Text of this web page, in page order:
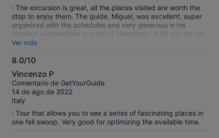
: The excursion is great, all the places visited are worth the
stop to enjoy them. The guide, Miguel, was excellent, super
organized with the schedules and very generous in his
detailed explanations and full of anecdotes. A 10 also for the
bus driver. I would repeat with them visiting any other place.
Ver más
8.0/10
8.0
sobre
10
Vincenzo P
Comentario de GetYourGuide
14 de ago de 2022
Italy
: Tour that allows you to see a series of fascinating places in
one fell swoop. Very good for optimizing the available time.